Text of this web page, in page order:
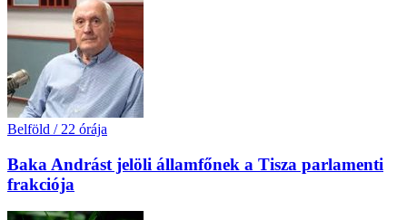
Belföld / 22 órája
Baka Andrást jelöli államfőnek a Tisza parlamenti
frakciója